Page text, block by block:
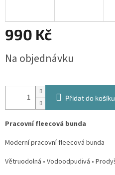
990 Kč
cena:
Na objednávku
Přidat do košíku
Pracovní fleecová bunda
Moderní pracovní fleecová bunda
Větruodolná • Vodoodpudivá •